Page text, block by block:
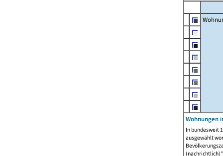
Wohnungen
In bundesweit
ausgewählt